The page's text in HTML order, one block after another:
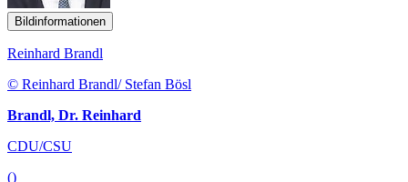
Bildinformationen
Reinhard Brandl
© Reinhard Brandl/ Stefan Bösl
Brandl, Dr. Reinhard
CDU/CSU
()